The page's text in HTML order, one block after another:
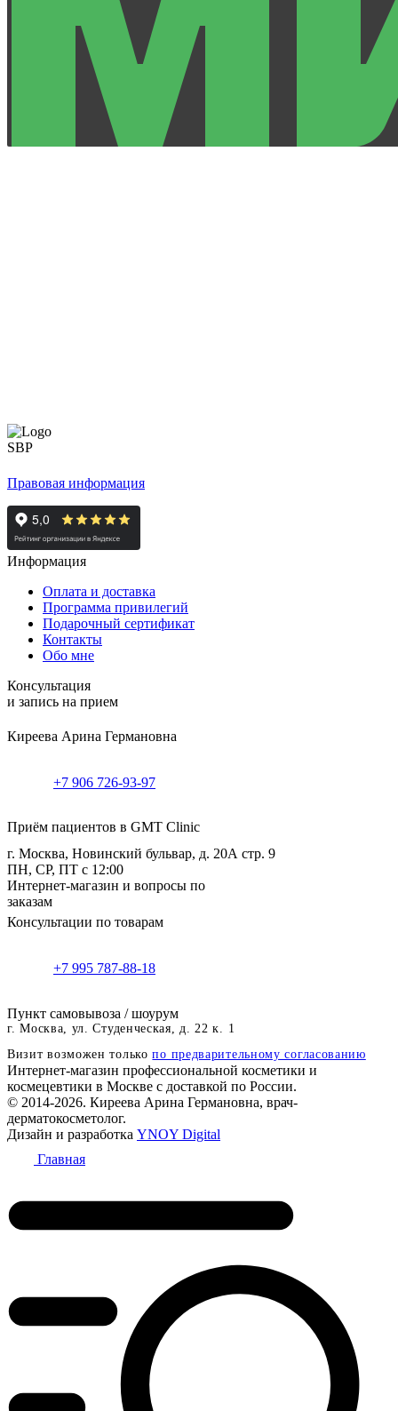
Правовая информация
Информация
Оплата и доставка
Программа привилегий
Подарочный сертификат
Контакты
Обо мне
Консультация
и запись на прием
Киреева Арина Германовна
+7 906 726-93-97
Приём пациентов в GMT Clinic
г. Москва, Новинский бульвар, д. 20А стр. 9
ПН, СР, ПТ с 12:00
Интернет-магазин и вопросы по
заказам
Консультации по товарам
+7 995 787-88-18
Пункт самовывоза / шоурум
г. Москва, ул. Студенческая, д. 22 к. 1
Визит возможен толькопо предварительному согласованию
Интернет-магазин профессиональной косметики и
космецевтики в Москве с доставкой по России.
© 2014-2026. Киреева Арина Германовна, врач-
дерматокосметолог.
Дизайн и разработка YNOY Digital
Главная